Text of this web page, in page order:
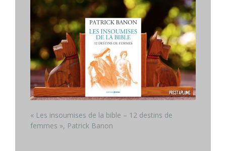
« Les insoumises de la bible – 12 destins de
femmes », Patrick Banon